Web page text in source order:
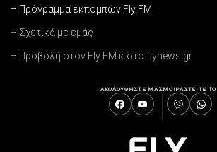
– Πρόγραμμα εκπομπών Fly FM
– Σχετικά με εμάς
– Προβολή στον Fly FM κ στο flynews.gr
ΑΚΟΛΟΥΘΗΣΤΕ ΜΑΣΜΟΙΡΑΣΤΕΙΤΕ ΤΟ